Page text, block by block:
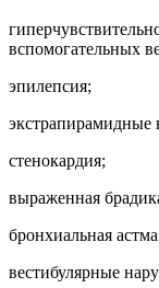
вспомогательных
эпилепсия;
экстрапирамидные
стенокардия;
выраженная
бронхиальная
вестибулярные